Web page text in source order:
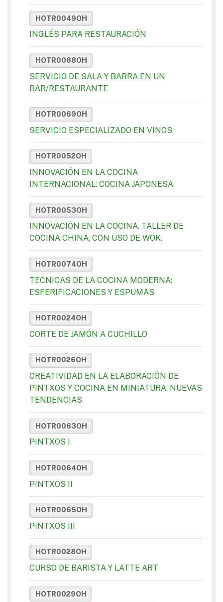
HOTR0049OH
INGLÉS PARA RESTAURACIÓN
HOTR0068OH
SERVICIO DE SALA Y BARRA EN UN
BAR/RESTAURANTE
HOTR0069OH
SERVICIO ESPECIALIZADO EN VINOS
HOTR0052OH
INNOVACIÓN EN LA COCINA
INTERNACIONAL: COCINA JAPONESA
HOTR0053OH
INNOVACIÓN EN LA COCINA. TALLER DE
COCINA CHINA, CON USO DE WOK.
HOTR0074OH
TECNICAS DE LA COCINA MODERNA:
ESFERIFICACIONES Y ESPUMAS
HOTR0024OH
CORTE DE JAMÓN A CUCHILLO
HOTR0026OH
CREATIVIDAD EN LA ELABORACIÓN DE
PINTXOS Y COCINA EN MINIATURA. NUEVAS
TENDENCIAS
HOTR0063OH
PINTXOS I
HOTR0064OH
PINTXOS II
HOTR0065OH
PINTXOS III
HOTR0028OH
CURSO DE BARISTA Y LATTE ART
HOTR0029OH